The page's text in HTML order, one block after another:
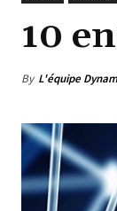
10
By L'équipe